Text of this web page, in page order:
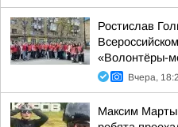
Ростислав
«Волонтёры-
Вчера,
Максим